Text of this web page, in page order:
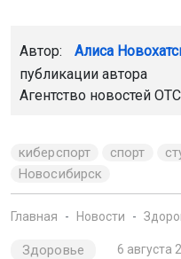
Автор: Алиса
публикации автора
Агентство новостей
киберспорт спорт
Новосибирск
Главная Новости
Здоровье 6 августа